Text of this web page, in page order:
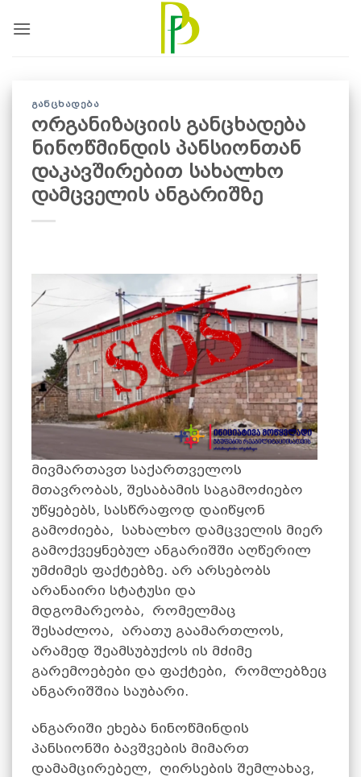
ᲒᲐᲜᲪᲮᲐᲓᲔᲑᲐ
ორგანიზაციის განცხადება
ნინოწმინდის პანსიონთან
დაკავშირებით სახალხო
დამცველის ანგარიშზე
მივმართავთ საქართველოს
მთავრობას, შესაბამის საგამოძიებო
უწყებებს, სასწრაფოდ დაიწყონ
გამოძიება, სახალხო დამცველის მიერ
გამოქვეყნებულ ანგარიშში აღწერილ
უმძიმეს ფაქტებზე. არ არსებობს
არანაირი სტატუსი და
მდგომარეობა, რომელმაც
შესაძლოა, არათუ გაამართლოს,
არამედ შეამსუბუქოს ის მძიმე
გარემოებები და ფაქტები, რომლებზეც
ანგარიშშია საუბარი.
ანგარიში ეხება ნინოწმინდის
პანსიონში ბავშვების მიმართ
დამამცირებელ, ღირსების შემლახავ,